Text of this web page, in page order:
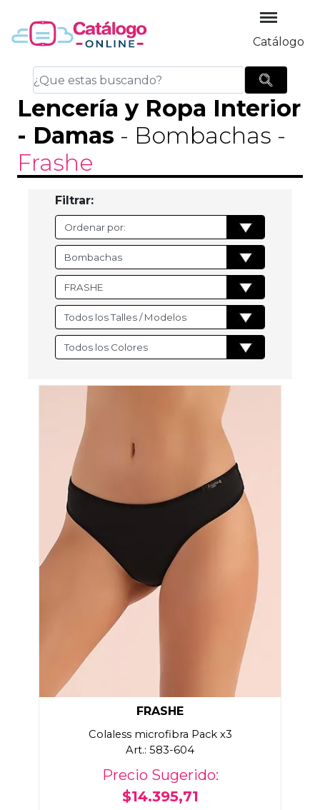
Catálogo
Lencería y Ropa Interior
- Damas - Bombachas -
Frashe
Filtrar:
FRASHE
Colaless microfibra Pack x3
Art.: 583-604
Precio Sugerido:
$14.395,71